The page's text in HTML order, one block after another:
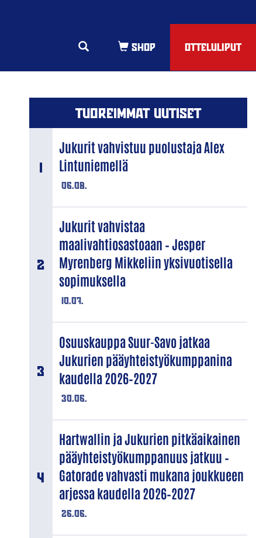
OTTELULIPUT
TUOREIMMAT UUTISET
06.08.
Jukurit vahvistuu puolustaja Alex
Lintuniemellä
10.07.
Jukurit vahvistaa
maalivahtiosastoaan – Jesper
Myrenberg Mikkeliin yksivuotisella
sopimuksella
30.06.
Osuuskauppa Suur-Savo jatkaa
Jukurien pääyhteistyökumppanina
kaudella 2026–2027
26.06.
Hartwallin ja Jukurien pitkäaikainen
pääyhteistyökumppanuus jatkuu –
Gatorade vahvasti mukana joukkueen
arjessa kaudella 2026–2027